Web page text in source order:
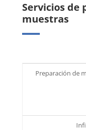
Servicios de
muestras
Preparación de